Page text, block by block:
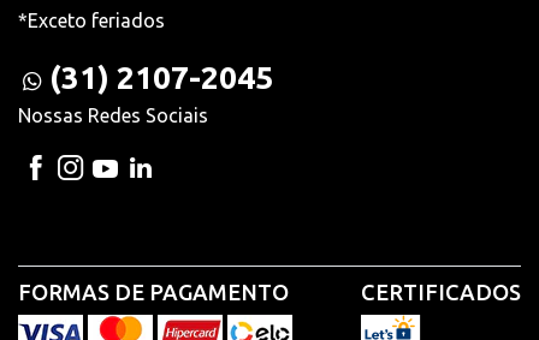
*Exceto feriados
(31) 2107-2045
Nossas Redes Sociais
FORMAS DE PAGAMENTO CERTIFICADOS